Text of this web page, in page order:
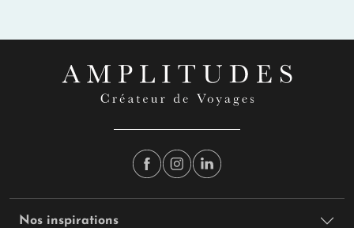
Nos inspirations